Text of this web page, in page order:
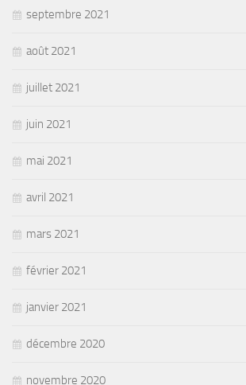
septembre 2021
août 2021
juillet 2021
juin 2021
mai 2021
avril 2021
mars 2021
février 2021
janvier 2021
décembre 2020
novembre 2020